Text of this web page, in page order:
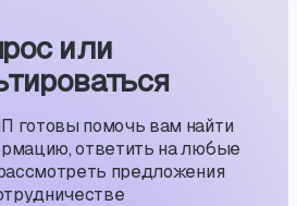
или
готовы помочь вам найти
ответить на любые
предложения